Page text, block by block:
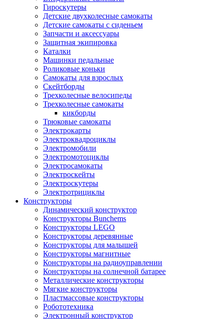
Гироскутеры
Детские двухколесные самокаты
Детские самокаты с сиденьем
Запчасти и аксессуары
Защитная экипировка
Каталки
Машинки педальные
Роликовые коньки
Самокаты для взрослых
Скейтборды
Трехколесные велосипеды
Трехколесные самокаты
кикборды
Трюковые самокаты
Электрокарты
Электроквадроциклы
Электромобили
Электромотоциклы
Электросамокаты
Электроскейты
Электроскутеры
Электротрициклы
Конструкторы
Динамический конструктор
Конструкторы Bunchems
Конструкторы LEGO
Конструкторы деревянные
Конструкторы для малышей
Конструкторы магнитные
Конструкторы на радиоуправлении
Конструкторы на солнечной батарее
Металлические конструкторы
Мягкие конструкторы
Пластмассовые конструкторы
Робототехника
Электронный конструктор